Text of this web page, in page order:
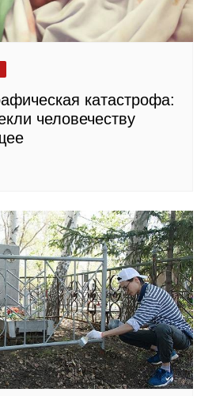
катастрофа:
человечеству